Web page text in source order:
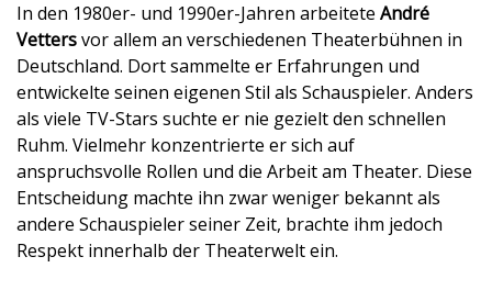
In den 1980er- und 1990er-Jahren arbeitete André
Vettersvor allem an verschiedenen Theaterbühnen in
Deutschland. Dort sammelte er Erfahrungen und
entwickelte seinen eigenen Stil als Schauspieler. Anders
als viele TV-Stars suchte er nie gezielt den schnellen
Ruhm. Vielmehr konzentrierte er sich auf
anspruchsvolle Rollen und die Arbeit am Theater. Diese
Entscheidung machte ihn zwar weniger bekannt als
andere Schauspieler seiner Zeit, brachte ihm jedoch
Respekt innerhalb der Theaterwelt ein.